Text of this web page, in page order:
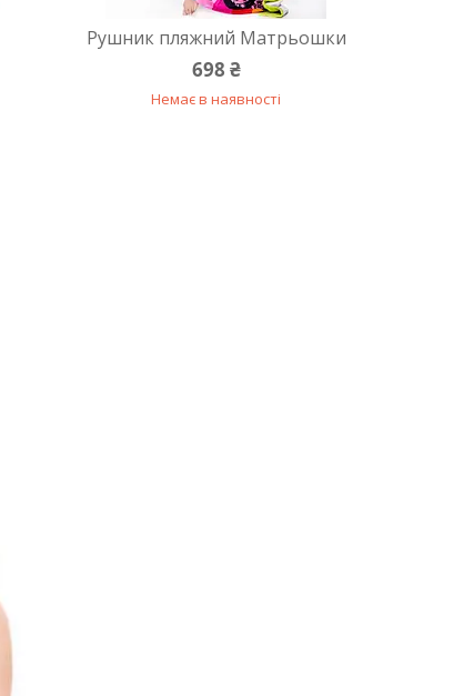
Рушник пляжний Матрьошки
698 ₴
Немає в наявності